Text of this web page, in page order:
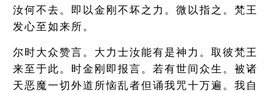
汝何不去。即以金刚不坏之力。微以指之。梵王
发心至如来所。
尔时大众赞言。大力士汝能有是神力。取彼梵王
来至于此。时金刚即报言。若有世间众生。被诸
天恶魔一切外道所恼乱者但诵我咒十万遍。我自